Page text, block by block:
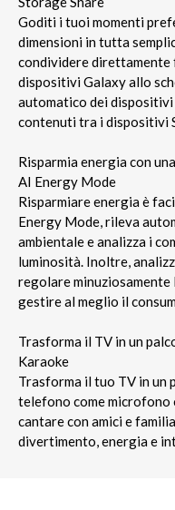
Goditi i tuoi momenti
dimensioni in tutta
condividere
dispositivi Galaxy allo
automatico dei dispositivi
contenuti tra i dispositivi
Risparmia energia con
AI Energy Mode
Risparmiare energia è
Energy Mode, rileva
ambientale e analizza i
luminosità. Inoltre,
regolare minuziosamente
gestire al meglio il
Trasforma il TV in un
Karaoke
Trasforma il tuo TV in un
telefono come
cantare con amici e
divertimento, energia e